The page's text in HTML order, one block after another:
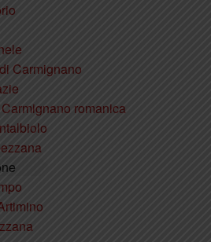
Carmignano
romanica